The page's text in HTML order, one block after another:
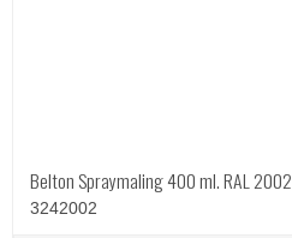
Belton Spraymaling 400 ml. RAL 2002
3242002